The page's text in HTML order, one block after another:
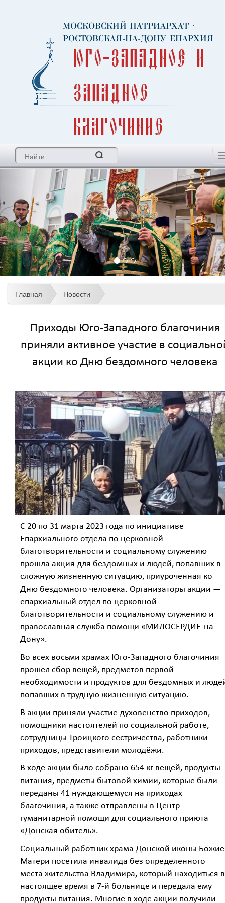
МОСКОВСКИЙ ПАТРИАРХАТ ·
РОСТОВСКАЯ-НА-ДОНУ ЕПАРХИЯ
Юго-Западное и
Западное
благочиние
Главная Новости
Приходы Юго-Западного благочиния
приняли активное участие в
акции ко Дню бездомного человека
С 20 по 31 марта 2023 года по инициативе
Епархиального отдела по церковной
благотворительности и социальному служению
прошла акция для бездомных и людей, попавших в
сложную жизненную ситуацию, приуроченная ко
Дню бездомного человека. Организаторы акции —
епархиальный отдел по церковной
благотворительности и социальному служению и
православная служба помощи «МИЛОСЕРДИЕ-на-
Дону».
Во всех восьми храмах Юго-Западного благочиния
прошел сбор вещей, предметов первой
необходимости и продуктов для бездомных и
попавших в трудную жизненную ситуацию.
В акции приняли участие духовенство приходов,
помощники настоятелей по социальной работе,
сотрудницы Троицкого сестричества, работники
приходов, представители молодёжи.
В ходе акции было собрано 654 кг вещей, продукты
питания, предметы бытовой химии, которые были
переданы 41 нуждающемуся на приходах
благочиния, а также отправлены в Центр
гуманитарной помощи для социального приюта
«Донская обитель».
Социальный работник храма Донской иконы
Матери посетила инвалида без определенного
места жительства Владимира, который находиться в
настоящее время в 7-й больнице и передала ему
продукты питания. Многие в ходе акции получили